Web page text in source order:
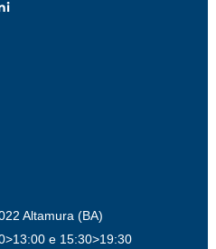
Altamura (BA)
e 15:30>19:30